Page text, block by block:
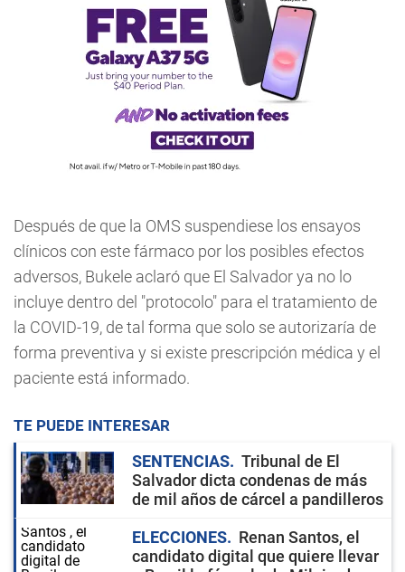
Después de que la OMS suspendiese los ensayos
clínicos con este fármaco por los posibles efectos
adversos, Bukele aclaró que El Salvador ya no lo
incluye dentro del "protocolo" para el tratamiento de
la COVID-19, de tal forma que solo se autorizaría de
forma preventiva y si existe prescripción médica y el
paciente está informado.
TE PUEDE INTERESAR
SENTENCIAS
Tribunal de El
Salvador dicta condenas de más
de mil años de cárcel a pandilleros
ELECCIONES
Renan Santos, el
candidato digital que quiere llevar